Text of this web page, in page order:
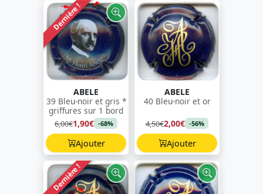
Dernière !
ABELE
39 Bleu-noir et gris *
griffures sur 1 bord
6,00€1,90€ -68%
Ajouter
ABELE
40 Bleu-noir et or
4,50€2,00€ -56%
Ajouter
Dernière !